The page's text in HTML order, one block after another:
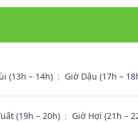
(13h – 14h) ; Giờ Dậu (17h –
(19h – 20h) ; Giờ Hợi (21h –